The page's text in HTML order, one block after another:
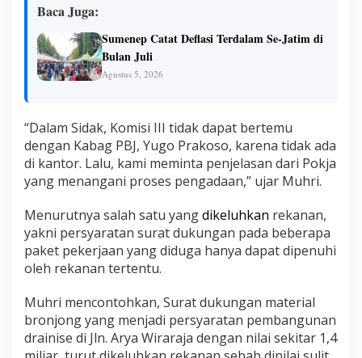
E
S
m
e
p
Baca Juga:
Sumenep Catat Deflasi Terdalam Se-Jatim di
Bulan Juli
Agustus 5, 2026
“Dalam Sidak, Komisi III tidak dapat bertemu
dengan Kabag PBJ, Yugo Prakoso, karena tidak ada
di kantor. Lalu, kami meminta penjelasan dari Pokja
yang menangani proses pengadaan,” ujar Muhri.
Menurutnya salah satu yangdikeluhkan rekanan,
yakni persyaratan surat dukungan pada beberapa
paket pekerjaan yang diduga hanya dapat dipenuhi
oleh rekanan tertentu.
Muhri mencontohkan, Surat dukungan material
bronjong yang menjadi persyaratan pembangunan
drainise di Jln. Arya Wiraraja dengan nilai sekitar 1,4